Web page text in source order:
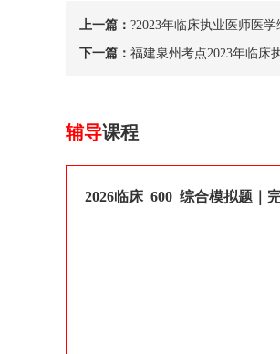
上一篇： ?2023年临床执业医师医
下一篇： 福建泉州考点2023年临床
辅导课程
2026临床 600 综合模拟题｜